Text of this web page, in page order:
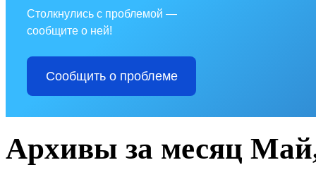
Столкнулись с проблемой —
сообщите о ней!
Сообщить о проблеме
Архивы за месяц